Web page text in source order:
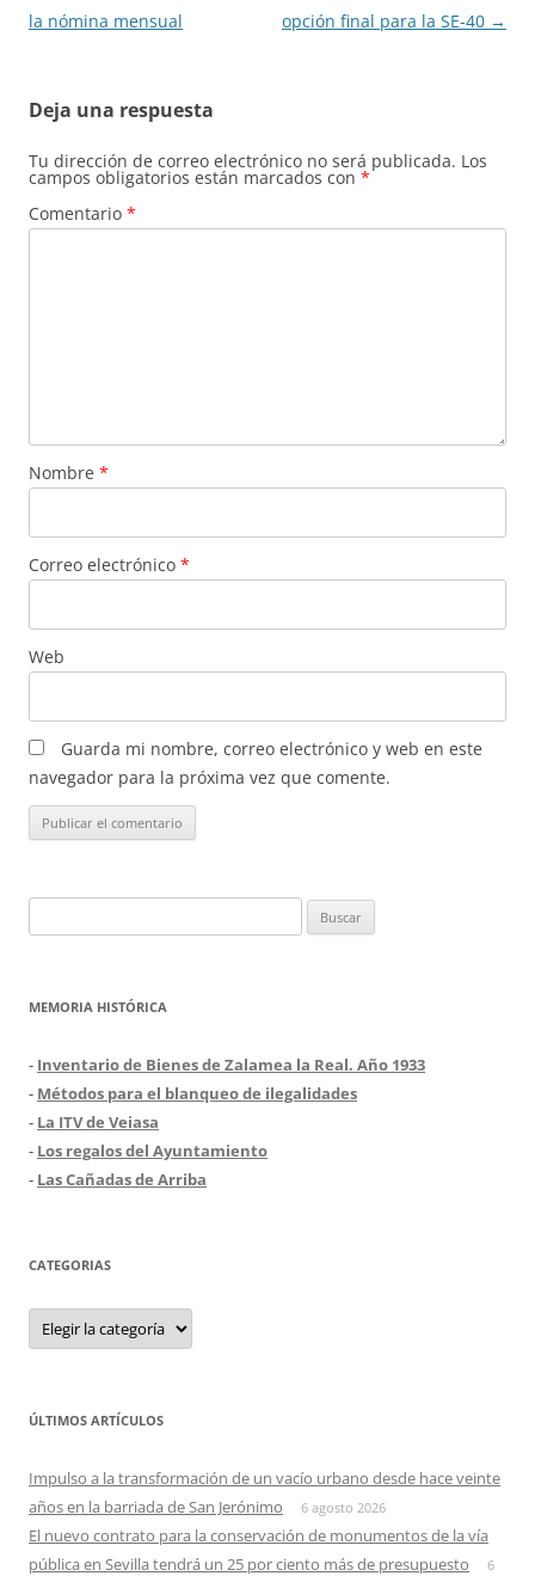
entradas
la nómina mensual
opción final para la SE-40 →
Deja una respuesta
Tu dirección de correo electrónico no será publicada. Los
campos obligatorios están marcados con *
Comentario *
Nombre *
Correo electrónico *
Web
Guarda mi nombre, correo electrónico y web en este
navegador para la próxima vez que comente.
MEMORIA HISTÓRICA
- Inventario de Bienes de Zalamea la Real. Año 1933
- Métodos para el blanqueo de ilegalidades
- La ITV de Veiasa
- Los regalos del Ayuntamiento
- Las Cañadas de Arriba
CATEGORIAS
Categorias
ÚLTIMOS ARTÍCULOS
Impulso a la transformación de un vacío urbano desde hace veinte
años en la barriada de San Jerónimo
6 agosto 2026
El nuevo contrato para la conservación de monumentos de la vía
pública en Sevilla tendrá un 25 por ciento más de presupuesto
6